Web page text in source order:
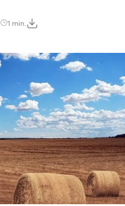
1 min.